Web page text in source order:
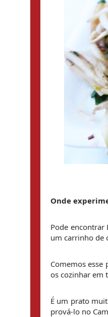
Onde
Pode encontrar
um carrinho de
Comemos esse
os cozinhar em
É um prato
prová-lo no